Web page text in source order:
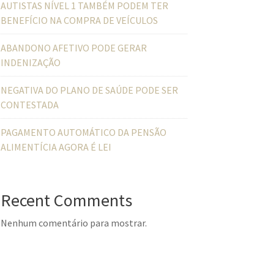
AUTISTAS NÍVEL 1 TAMBÉM PODEM TER
BENEFÍCIO NA COMPRA DE VEÍCULOS
ABANDONO AFETIVO PODE GERAR
INDENIZAÇÃO
NEGATIVA DO PLANO DE SAÚDE PODE SER
CONTESTADA
PAGAMENTO AUTOMÁTICO DA PENSÃO
ALIMENTÍCIA AGORA É LEI
Recent Comments
Nenhum comentário para mostrar.